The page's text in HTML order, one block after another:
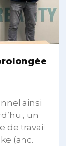
ainsi
un
de travail
(anc.